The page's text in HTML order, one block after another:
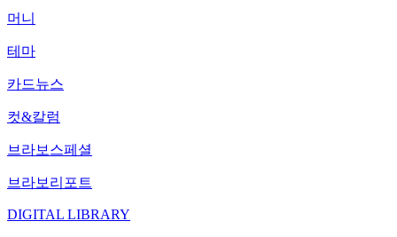
머니
테마
카드뉴스
컷&칼럼
브라보스페셜
브라보리포트
DIGITAL LIBRARY